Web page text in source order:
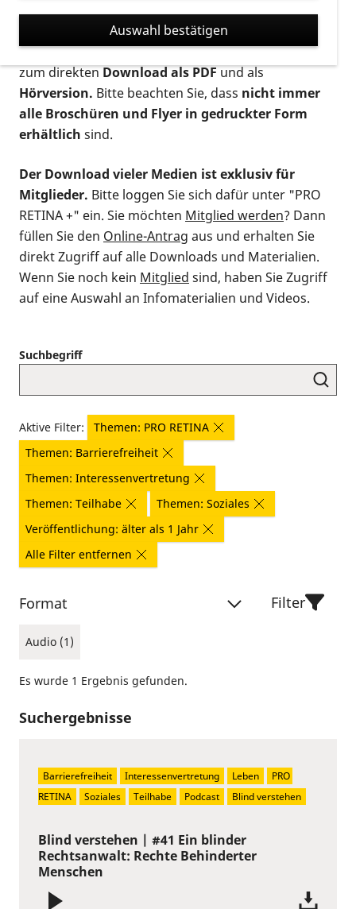
suchen. Die meisten Flyer und Broschüren werden in
verschiedenen Formaten angeboten: zur
postalischen Bestellung als gedruckte Variante
zum direktenDownload als PDFund als
Hörversion. Bitte beachten Sie, dass nicht immer
alle Broschüren und Flyer in gedruckter Form
erhältlich sind.
Der Download vieler Medien ist exklusiv für
Mitglieder. Bitte loggen Sie sich dafür unter "PRO
RETINA +" ein. Sie möchten Mitglied werden? Dann
füllen Sie den Online-Antrag aus und erhalten Sie
direkt Zugriff auf alle Downloads und Materialien.
Wenn Sie noch kein Mitglied sind, haben Sie Zugriff
auf eine Auswahl an Infomaterialien und Videos.
Suchbegriff
Aktive Filter:
Themen: PRO RETINA
Themen: Barrierefreiheit
Themen: Interessenvertretung
Themen: Teilhabe
Themen: Soziales
Veröffentlichung: älter als 1 Jahr
Alle Filter entfernen
Format
Audio (1)
Filter
Es wurde 1 Ergebnis gefunden.
Suchergebnisse
Blind verstehen | #41 Ein blinder
Rechtsanwalt: Rechte Behinderter
Menschen
Barrierefreiheit Interessenvertretung Leben
PRO
RETINA
Soziales Teilhabe Podcast Blind verstehen
Auswahl bestätigen